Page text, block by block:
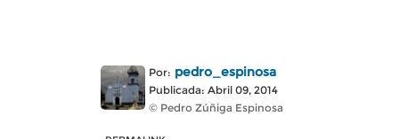
Por: pedro_espinosa
Publicada: Abril 09, 2014
© Pedro Zúñiga Espinosa